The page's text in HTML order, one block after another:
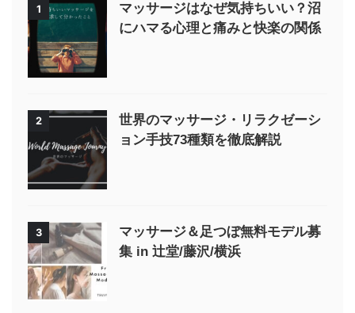
1
マッサージはなぜ気持ちいい？沼
にハマる心理と痛みと快楽の関係
2
世界のマッサージ・リラクゼーシ
ョン手技73種類を徹底解説
3
マッサージ＆足つぼ無料モデル募
集 in 辻堂/藤沢/横浜